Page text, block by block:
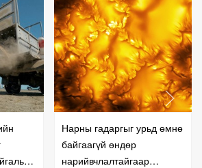
Нарны гадаргыг урьд өмнө
байгаагүй өндөр
нарийвчлалтайгаар